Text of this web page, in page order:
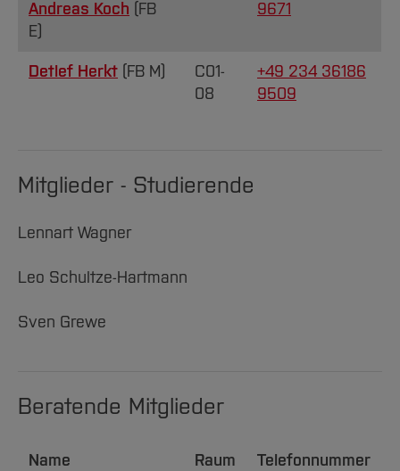
Andreas Koch (FB
E)
9671
Detlef Herkt (FB M)
C01-
08
+49 234 36186
9509
Mitglieder - Studierende
Lennart Wagner
Leo Schultze-Hartmann
Sven Grewe
Beratende Mitglieder
Name Raum Telefonnummer